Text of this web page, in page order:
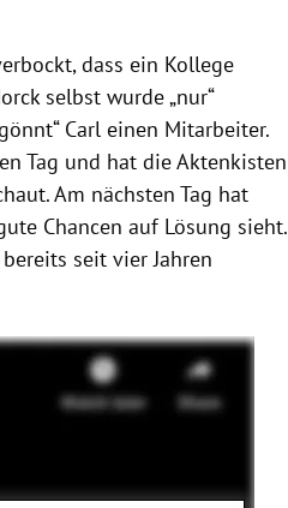
dass ein Kollege
selbst wurde „nur“
Carl einen Mitarbeiter.
Tag und hat die Aktenkisten
Am nächsten Tag hat
Chancen auf Lösung sieht.
seit vier Jahren